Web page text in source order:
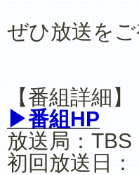
ぜひ放送をご
【番組詳細】
▶番組HP
放送局：TBS
初回放送日